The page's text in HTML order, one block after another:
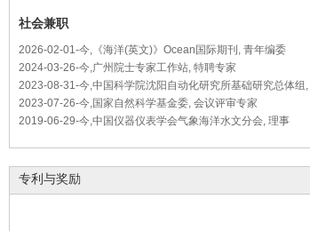
社会兼职
2026-02-01-今,《海洋(英文)》Ocean国际期刊, 青年编委
2024-03-26-今,广州院士专家工作站, 特聘专家
2023-08-31-今,中国科学院沈阳自动化研究所基础研究总体组,
2023-07-26-今,国家自然科学基金委, 会议评审专家
2019-06-29-今,中国仪器仪表学会气象海洋水文分会, 理事
专利与奖励